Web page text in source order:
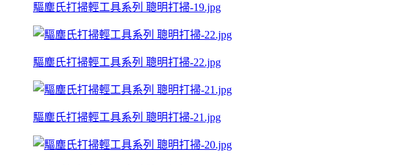
驅塵氏打掃輕工具系列 聰明打掃-19.jpg
驅塵氏打掃輕工具系列 聰明打掃-22.jpg
驅塵氏打掃輕工具系列 聰明打掃-21.jpg